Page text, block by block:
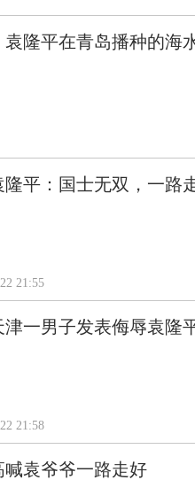
隆平在青岛播种的海
平：国士无双，一路
21:55
一男子发表侮辱袁隆
21:58
袁爷爷一路走好